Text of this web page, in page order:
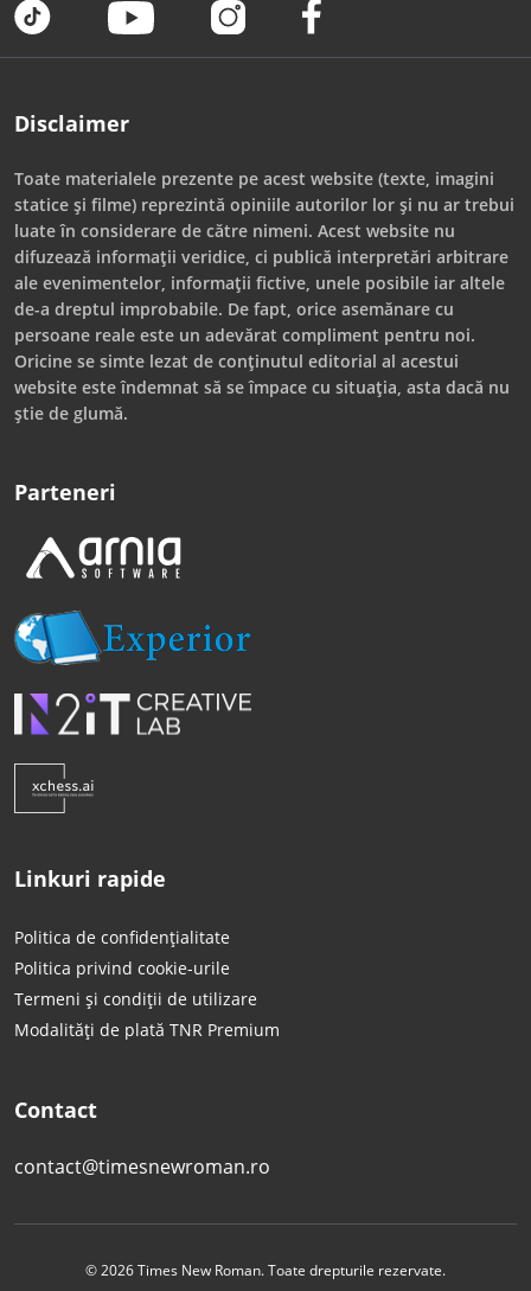
Disclaimer
Toate materialele prezente pe acest website (texte, imagini
statice și filme) reprezintă opiniile autorilor lor și nu ar trebui
luate în considerare de către nimeni. Acest website nu
difuzează informații veridice, ci publică interpretări arbitrare
ale evenimentelor, informații fictive, unele posibile iar altele
de-a dreptul improbabile. De fapt, orice asemănare cu
persoane reale este un adevărat compliment pentru noi.
Oricine se simte lezat de conținutul editorial al acestui
website este îndemnat să se împace cu situația, asta dacă nu
știe de glumă.
Parteneri
Linkuri rapide
Politica de confidențialitate
Politica privind cookie-urile
Termeni și condiții de utilizare
Modalități de plată TNR Premium
Contact
contact@timesnewroman.ro
© 2026 Times New Roman. Toate drepturile rezervate.